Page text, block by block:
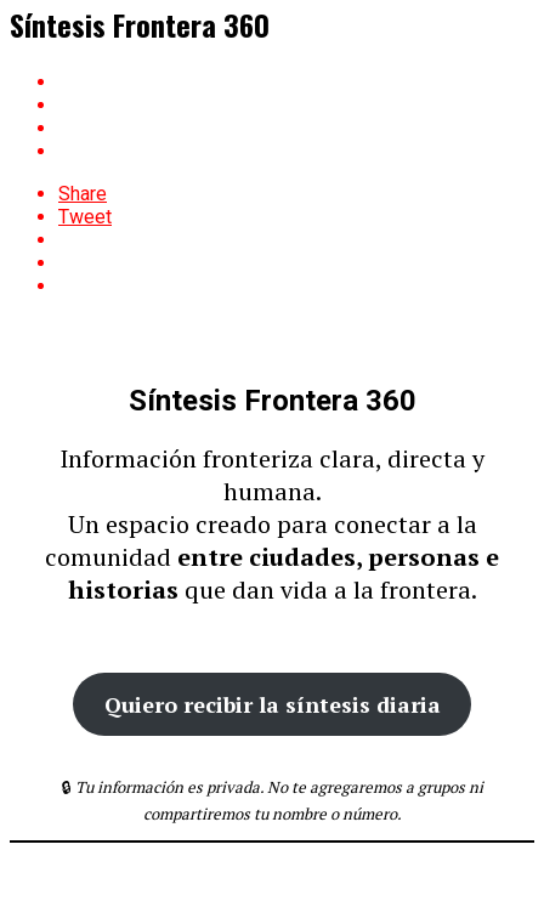
Síntesis Frontera 360
Share
Tweet
Síntesis Frontera 360
Información fronteriza clara, directa y
humana.
Un espacio creado para conectar a la
comunidad entre ciudades, personas e
historias que dan vida a la frontera.
Quiero recibir la síntesis diaria
🔒 Tu información es privada. No te agregaremos a grupos ni
compartiremos tu nombre o número.